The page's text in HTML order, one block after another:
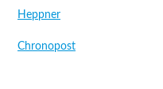
Heppner
Chronopost